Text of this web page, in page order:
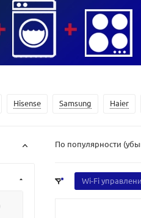
Hisense Samsung Haier
По популярности
Wi-Fi